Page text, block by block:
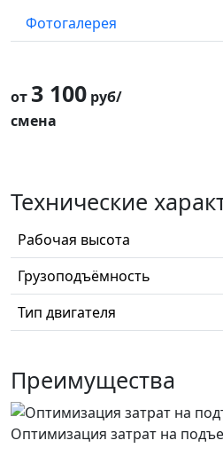
Фотогалерея
от 3 100 руб/
смена
Технические
Рабочая высота
Грузоподъёмность
Тип двигателя
Преимущества
Оптимизация затрат на